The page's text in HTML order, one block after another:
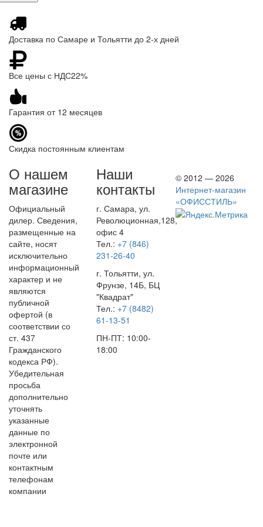
Доставка по Самаре и Тольятти до 2-х дней
Все цены с НДС22%
Гарантия от 12 месяцев
Скидка постоянным клиентам
О нашем
магазине
Официальный
дилер. Сведения,
размещенные на
сайте, носят
исключительно
информационный
характер и не
являются
публичной
офертой (в
соответствии со
ст. 437
Гражданского
кодекса РФ).
Убедительная
просьба
дополнительно
уточнять
указанные
данные по
электронной
почте или
контактным
телефонам
компании
Наши
контакты
г. Самара, ул.
Революционная,128,
офис 4
Тел.: +7 (846)
231-26-40
г. Тольятти, ул.
Фрунзе, 14Б, БЦ
"Квадрат"
Тел.: +7 (8482)
61-13-51
ПН-ПТ: 10:00-
18:00
© 2012 — 2026
Интернет-магазин
«ОФИССТИЛЬ»